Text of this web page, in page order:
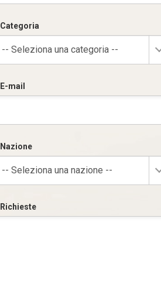
Categoria
-- Seleziona una categoria --
E-mail
Nazione
-- Seleziona una nazione --
Richieste